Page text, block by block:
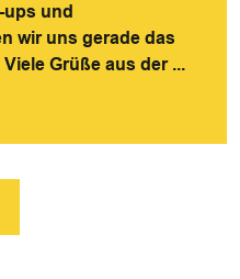
ups und
wir uns gerade das
Grüße aus der ...